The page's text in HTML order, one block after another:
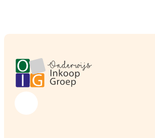
Follow us on Facebook